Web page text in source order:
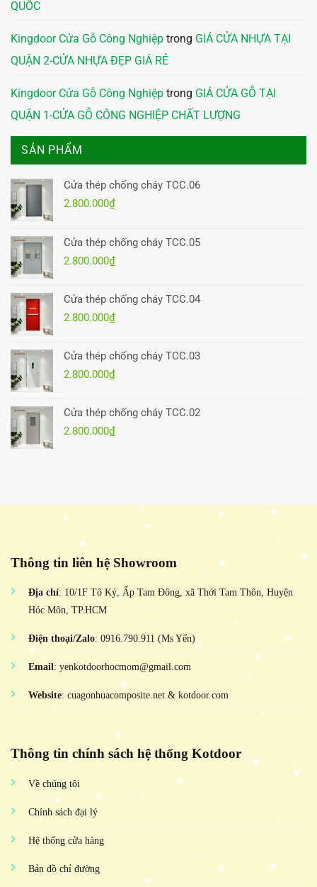
QUỐC
Kingdoor Cửa Gỗ Công Nghiệp trong GIÁ CỬA NHỰA TẠI
QUẬN 2-CỬA NHỰA ĐẸP GIÁ RẺ
Kingdoor Cửa Gỗ Công Nghiệp trong GIÁ CỬA GỖ TẠI
QUẬN 1-CỬA GỖ CÔNG NGHIỆP CHẤT LƯỢNG
SẢN PHẨM
Cửa thép chống cháy TCC.06
2.800.000₫
Cửa thép chống cháy TCC.05
2.800.000₫
Cửa thép chống cháy TCC.04
2.800.000₫
Cửa thép chống cháy TCC.03
2.800.000₫
Cửa thép chống cháy TCC.02
2.800.000₫
Thông tin liên hệ Showroom
Địa chỉ: 10/1F Tô Ký, Ấp Tam Đông, xã Thới Tam Thôn, Huyện
Hóc Môn, TP.HCM
Điện thoại/Zalo: 0916.790.911 (Ms Yến)
Email: yenkotdoorhocmom@gmail.com
Website: cuagonhuacomposite.net & kotdoor.com
Thông tin chính sách hệ thống Kotdoor
Về chúng tôi
Chính sách đại lý
Hệ thống cửa hàng
Bản đồ chỉ đường